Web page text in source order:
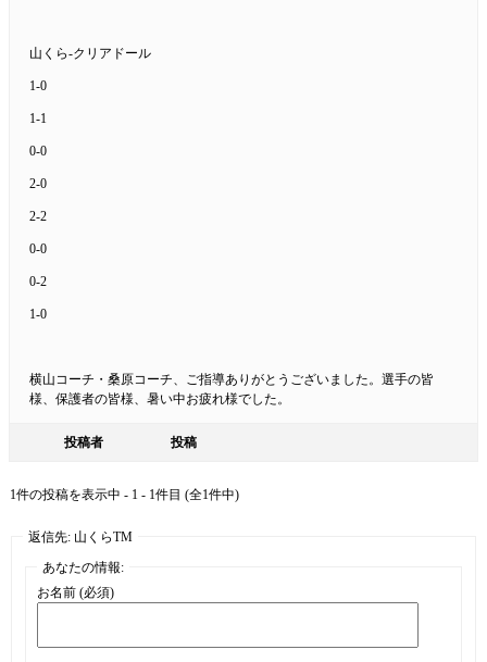
山くら-クリアドール
1-0
1-1
0-0
2-0
2-2
0-0
0-2
1-0
横山コーチ・桑原コーチ、ご指導ありがとうございました。選手の皆
様、保護者の皆様、暑い中お疲れ様でした。
投稿者 投稿
1件の投稿を表示中 - 1 - 1件目 (全1件中)
返信先: 山くらTM
あなたの情報:
お名前 (必須)